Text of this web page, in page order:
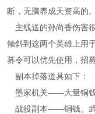
断，无脑养成天资高的
主线送的孙尚香伤害
倾斜到这两个英雄上用
募令可以优先使用，招
副本掉落道具如下：
墨家机关——大量铜
战役副本——铜钱、